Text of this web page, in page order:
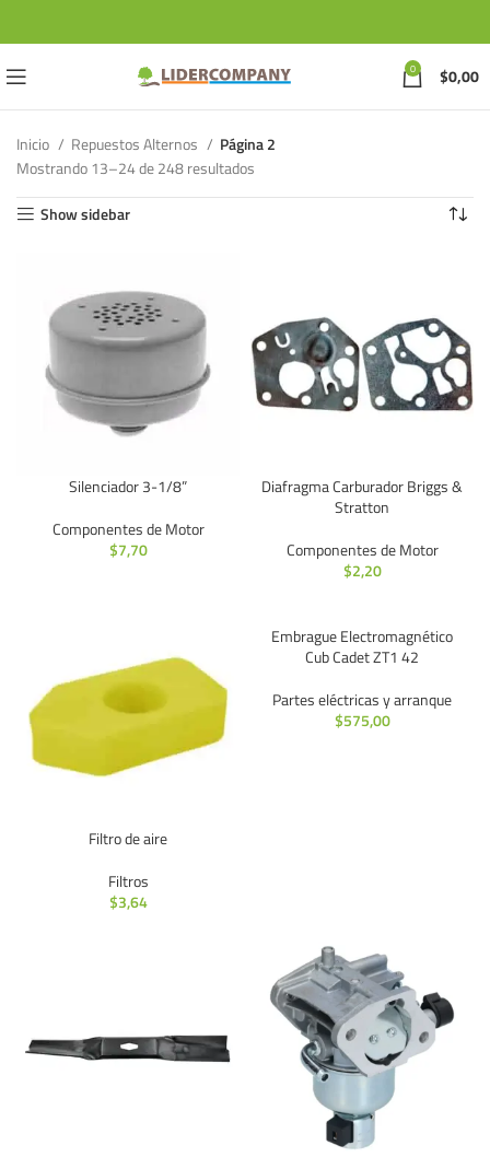
0 $0,00
Inicio Repuestos Alternos
Página 2
Mostrando 13–24 de 248 resultados
Show sidebar
Silenciador 3-1/8”
Componentes de Motor
$7,70
Diafragma Carburador Briggs &
Stratton
Componentes de Motor
$2,20
Filtro de aire
Filtros
$3,64
Embrague Electromagnético
Cub Cadet ZT1 42
Partes eléctricas y arranque
$575,00